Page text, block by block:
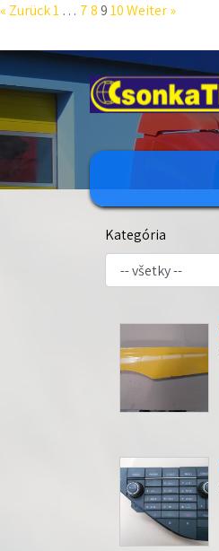
« Zurück1 … 78910Weiter »
Kategória